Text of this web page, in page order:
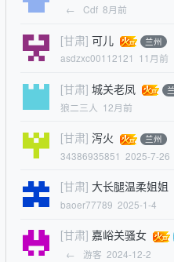
← Cdf 8月前
[甘肃] 可儿 兰州
asdzxc00112121 11月前
[甘肃] 城关老凤
狼二三人 12月前
[甘肃] 泻火 兰州
34386935851 2025-7-26
[甘肃] 大长腿温柔姐姐
baoer77789 2025-1-4
[甘肃] 嘉峪关骚女
← 游客 2024-12-2